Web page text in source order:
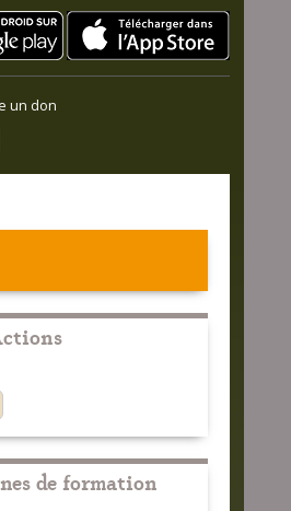
un don
de formation